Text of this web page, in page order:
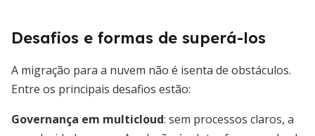
Desafios e formas de superá-los
A migração para a nuvem não é isenta de obstáculos.
Entre os principais desafios estão:
Governança em multicloud: sem processos claros, a